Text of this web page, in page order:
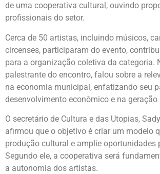
de uma cooperativa cultural, ouvindo
profissionais do setor.
Cerca de 50 artistas, incluindo músicos,
circenses, participaram do evento,
para a organização coletiva da categoria.
palestrante do encontro, falou sobre a
na economia municipal, enfatizando seu
desenvolvimento econômico e na geração
O secretário de Cultura e das Utopias,
afirmou que o objetivo é criar um modelo
produção cultural e amplie oportunidades
Segundo ele, a cooperativa será
a autonomia dos artistas.